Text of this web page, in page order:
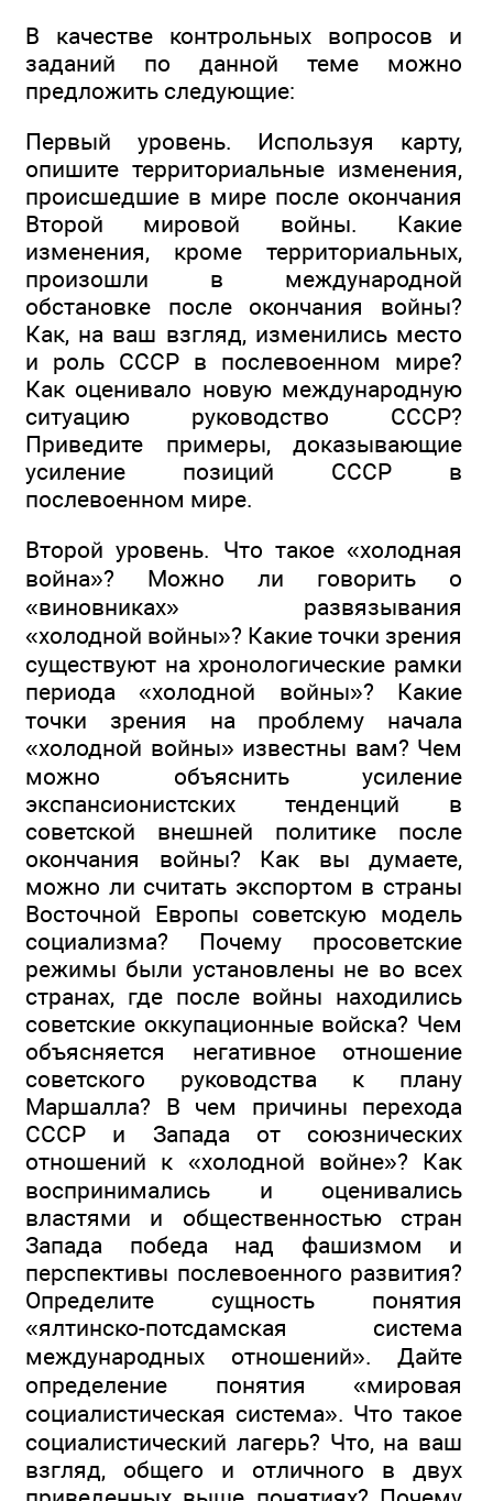
В качестве контрольных вопросов и
заданий по данной теме можно
предложить следующие:
Первый уровень. Используя карту,
опишите территориальные изменения,
происшедшие в мире после окончания
Второй мировой войны. Какие
изменения, кроме территориальных,
произошли в международной
обстановке после окончания войны?
Как, на ваш взгляд, изменились место
и роль СССР в послевоенном мире?
Как оценивало новую международную
ситуацию руководство СССР?
Приведите примеры, доказывающие
усиление позиций СССР в
послевоенном мире.
Второй уровень. Что такое «холодная
война»? Можно ли говорить о
«виновниках» развязывания
«холодной войны»? Какие точки зрения
существуют на хронологические рамки
периода «холодной войны»? Какие
точки зрения на проблему начала
«холодной войны» известны вам? Чем
можно объяснить усиление
экспансионистских тенденций в
советской внешней политике после
окончания войны? Как вы думаете,
можно ли считать экспортом в страны
Восточной Европы советскую модель
социализма? Почему просоветские
режимы были установлены не во всех
странах, где после войны находились
советские оккупационные войска? Чем
объясняется негативное отношение
советского руководства к плану
Маршалла? В чем причины перехода
СССР и Запада от союзнических
отношений к «холодной войне»? Как
воспринимались и оценивались
властями и общественностью стран
Запада победа над фашизмом и
перспективы послевоенного развития?
Определите сущность понятия
«ялтинско-потсдамская система
международных отношений». Дайте
определение понятия «мировая
социалистическая система». Что такое
социалистический лагерь? Что, на ваш
взгляд, общего и отличного в двух